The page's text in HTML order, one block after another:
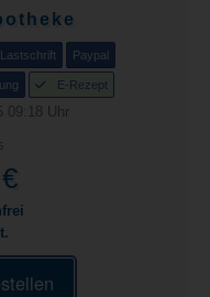
Lastschrift Paypal
E-Rezept
09:18 Uhr